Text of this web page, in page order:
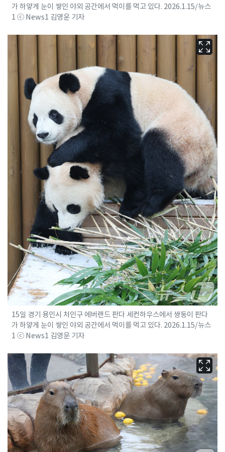
가 하얗게 눈이 쌓인 야외 공간에서 먹이를 먹고 있다. 2026.1.15/뉴스
1 ⓒ News1 김영운 기자
15일 경기 용인시 처인구 에버랜드 판다 세컨하우스에서 쌍둥이 판다
가 하얗게 눈이 쌓인 야외 공간에서 먹이를 먹고 있다. 2026.1.15/뉴스
1 ⓒ News1 김영운 기자